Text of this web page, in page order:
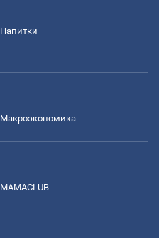
Напитки
Mакроэкономика
MAMACLUB